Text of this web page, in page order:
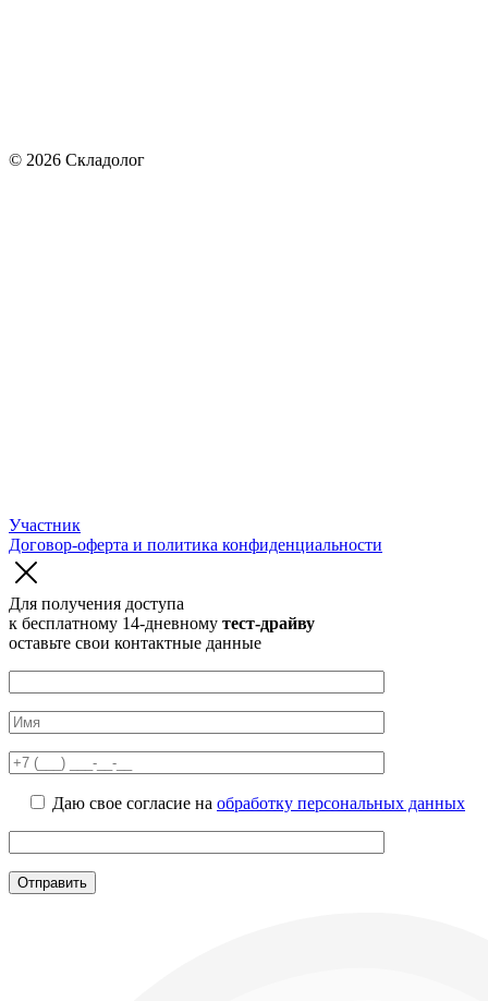
© 2026 Складолог
Участник
Договор-оферта и политика конфиденциальности
Для получения доступа
к бесплатному 14-дневному тест-драйву
оставьте свои контактные данные
Даю свое согласие на обработку персональных данных